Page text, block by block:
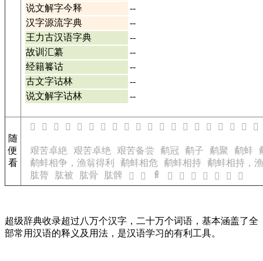
说文解字今释
--
汉字源流字典
--
王力古汉语字典
--
故训汇纂
--
经籍籑诂
--
古文字诂林
--
说文解字诂林
--
随
便
看
𡵡 𡵣 𡵤 𡵧 𡵨 𡵩 𡵪 𡵫 𡵬 𡵭 𡵮 𡵯 𡵱 𡵲 𡵳 𡵴 𡵵 𡵷 𡵹 𡵺
艰苦卓絶 艰苦卓绝 艰苦备尝 鹬冠 鹬子 鹬聚 鹬蚌
鹬蚌相争，渔翁得利
鹬蚌相危 鹬蚌相持 鹬蚌相持，
肱膂
肱被 肱骨 肱髀 𩙽 𩙾 𩙿 𩚀 𩚁 𩚂 𩚃 𩚄 𩚅 𩚆
超级辞典收录超过八万个汉字，二十万个词语，基本涵盖了全
部常用汉语的释义及用法，是汉语学习的有利工具。